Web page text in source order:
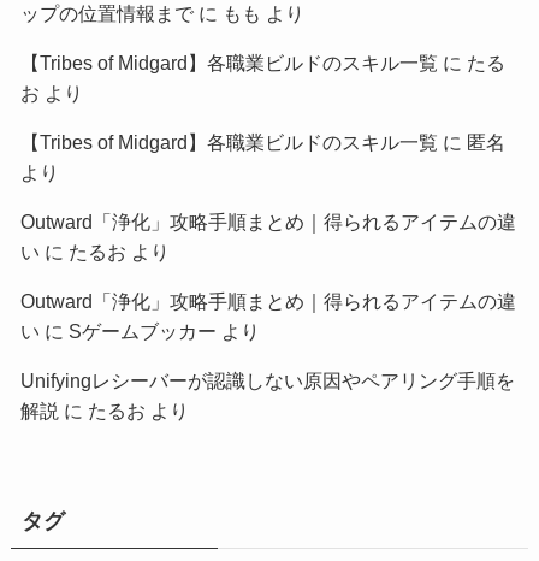
ップの位置情報までに もも より
【Tribes of Midgard】各職業ビルドのスキル一覧 に たる
お より
【Tribes of Midgard】各職業ビルドのスキル一覧 に 匿名
より
Outward「浄化」攻略手順まとめ｜得られるアイテムの違
い に たるお より
Outward「浄化」攻略手順まとめ｜得られるアイテムの違
い に Sゲームブッカー より
Unifyingレシーバーが認識しない原因やペアリング手順を
解説 に たるお より
タグ